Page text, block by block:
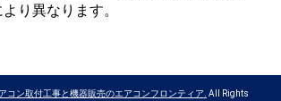
り異なります。
コン取付工事と機器販売のエアコンフロンティア. All Rights